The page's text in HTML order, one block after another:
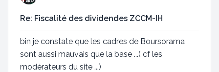
Re: Fiscalité des dividendes ZCCM-IH
bin je constate que les cadres de Boursorama
sont aussi mauvais que la base ...( cf les
modérateurs du site ...)